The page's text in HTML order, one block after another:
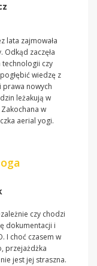
lata zajmowała
Odkąd zaczęła
technologii czy
wiedzę z
prawa nowych
leżakują w
w
aerial yogi.
czy chodzi
dokumentacji i
I choć czasem w
przejażdżka
jest jej straszna.